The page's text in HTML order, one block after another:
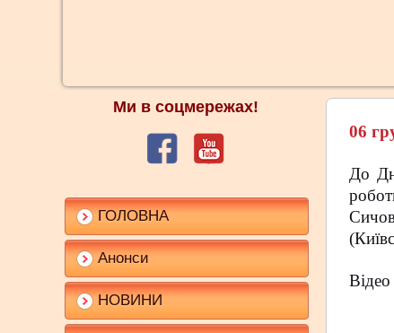
Ми в соцмережах!
ГОЛОВНА
Анонси
НОВИНИ
06
До